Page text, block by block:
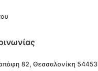
82, Θεσσαλονίκη 54453